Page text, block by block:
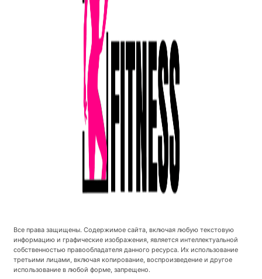
Все права защищены. Содержимое сайта, включая любую текстовую
информацию и графические изображения, является интеллектуальной
собственностью правообладателя данного ресурса. Их использование
третьими лицами, включая копирование, воспроизведение и другое
использование в любой форме, запрещено.